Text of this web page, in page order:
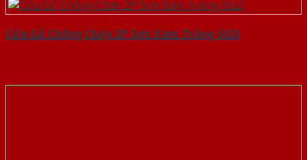
Cửa Gỗ Chống Cháy 2P Sơn Xám Trắng-SGD